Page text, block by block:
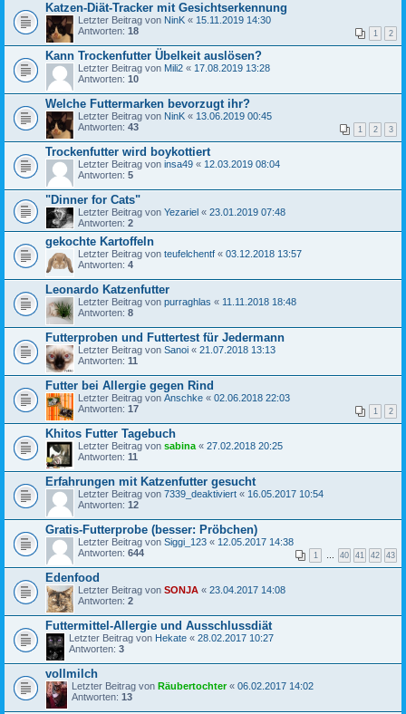
Katzen-Diät-Tracker mit Gesichtserkennung
Letzter Beitrag von NinK « 15.11.2019 14:30
Antworten: 18 1 2
Kann Trockenfutter Übelkeit auslösen?
Letzter Beitrag von Mili2 « 17.08.2019 13:28
Antworten: 10
Welche Futtermarken bevorzugt ihr?
Letzter Beitrag von NinK « 13.06.2019 00:45
Antworten: 43 1 2 3
Trockenfutter wird boykottiert
Letzter Beitrag von insa49 « 12.03.2019 08:04
Antworten: 5
"Dinner for Cats"
Letzter Beitrag von Yezariel « 23.01.2019 07:48
Antworten: 2
gekochte Kartoffeln
Letzter Beitrag von teufelchentf « 03.12.2018 13:57
Antworten: 4
Leonardo Katzenfutter
Letzter Beitrag von purraghlas « 11.11.2018 18:48
Antworten: 8
Futterproben und Futtertest für Jedermann
Letzter Beitrag von Sanoi « 21.07.2018 13:13
Antworten: 11
Futter bei Allergie gegen Rind
Letzter Beitrag von Anschke « 02.06.2018 22:03
Antworten: 17 1 2
Khitos Futter Tagebuch
Letzter Beitrag von sabina « 27.02.2018 20:25
Antworten: 11
Erfahrungen mit Katzenfutter gesucht
Letzter Beitrag von 7339_deaktiviert « 16.05.2017 10:54
Antworten: 12
Gratis-Futterprobe (besser: Pröbchen)
Letzter Beitrag von Siggi_123 « 12.05.2017 14:38
Antworten: 644 1 … 40 41 42 43
Edenfood
Letzter Beitrag von SONJA « 23.04.2017 14:08
Antworten: 2
Futtermittel-Allergie und Ausschlussdiät
Letzter Beitrag von Hekate « 28.02.2017 10:27
Antworten: 3
vollmilch
Letzter Beitrag von Räubertochter« 06.02.2017 14:02
Antworten: 13